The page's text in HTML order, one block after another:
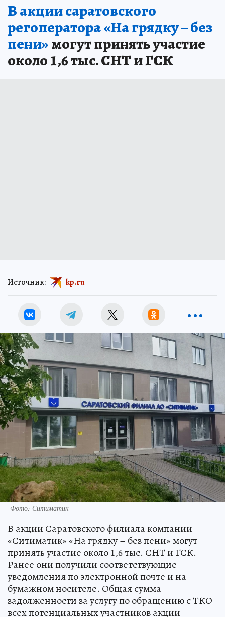
В акции саратовского
регоператора «На грядку – без
пени»могут принять участие
около 1,6 тыс. СНТ и ГСК
Источник: kp.ru
Фото: Ситиматик
В акции Саратовского филиала компании
«Ситиматик» «На грядку – без пени» могут
принять участие около 1,6 тыс. СНТ и ГСК.
Ранее они получили соответствующие
уведомления по электронной почте и на
бумажном носителе. Общая сумма
задолженности за услугу по обращению с ТКО
всех потенциальных участников акции